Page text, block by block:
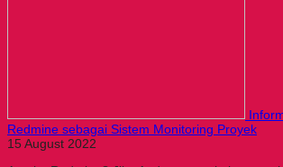
Redmine sebagai Sistem Monitoring Proyek
15 August 2022